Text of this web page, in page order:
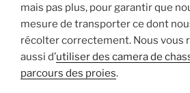
mais pas plus, pour garantir que
mesure de transporter ce dont
récolter correctement. Nous vous
aussi d’utiliser des camera de
parcours des proies.